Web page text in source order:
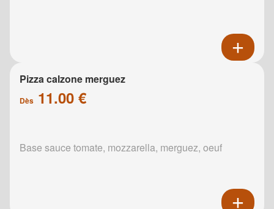
Pizza calzone merguez
Dès 11.00 €
Base sauce tomate, mozzarella, merguez, oeuf